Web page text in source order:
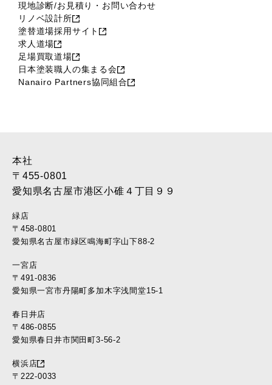
2017年10月 (12)
2017年9月 (23)
2017年8月 (23)
2017年7月 (11)
2017年6月 (21)
2017年5月 (17)
2016年12月 (37)
2016年11月 (39)
2016年10月 (37)
2016年8月 (30)
2016年7月 (40)
2016年5月 (34)
2016年4月 (35)
2016年3月 (17)
2016年2月 (22)
2016年1月 (10)
2015年12月 (11)
2015年11月 (11)
2015年10月 (12)
現地診断/お見積り・お問い合わせ
リノベ設計所
塗替道場採用サイト
求人道場
足場買取道場
日本塗装職人の集まる会
Nanairo Partners協同組合
本社
〒455-0801
愛知県名古屋市港区小碓４丁目９９
緑店
〒458-0801
愛知県名古屋市緑区鳴海町字山下88-2
一宮店
〒491-0836
愛知県一宮市丹陽町多加木字浅間堂15-1
春日井店
〒486-0855
愛知県春日井市関田町3-56-2
横浜店
〒222-0033